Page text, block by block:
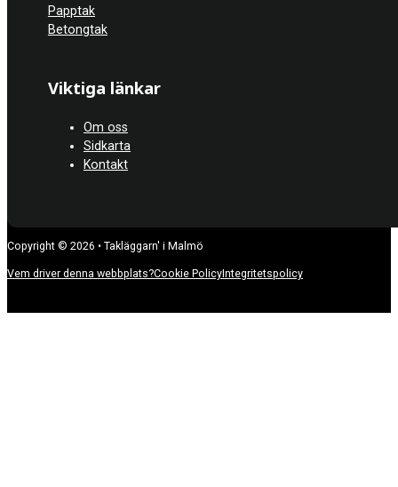
Papptak
Betongtak
Viktiga länkar
Om oss
Sidkarta
Kontakt
Copyright © 2026 • Takläggarn' i Malmö
Vem driver denna webbplats?Cookie PolicyIntegritetspolicy